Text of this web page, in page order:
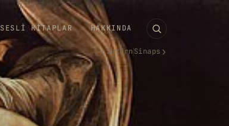
SESLI KITAPLAR HAKKINDA
‹Satürn Sinaps ›